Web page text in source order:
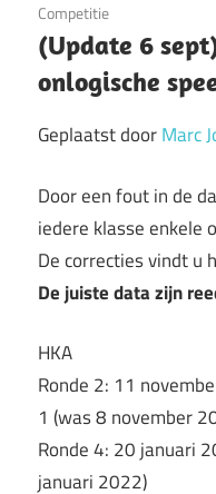
Competitie
(Update 6
onlogische
Geplaatst doorMarc
Door een fout in de
iedere klasse enkele
De correcties vindt u
De juiste data zijn
HKA
Ronde 2: 11
1 (was 8 november
Ronde 4: 20 januari
januari 2022)